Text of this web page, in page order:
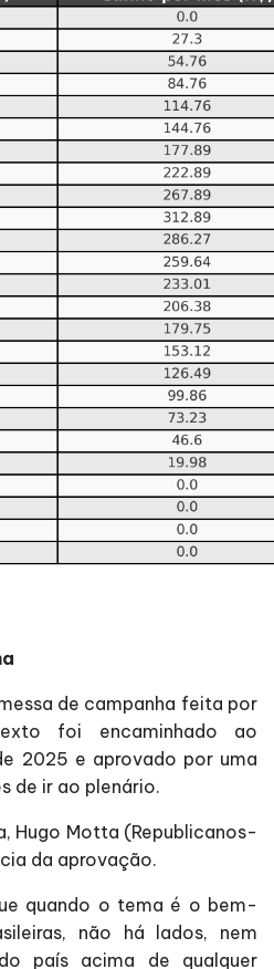
de campanha feita por
foi encaminhado ao
2025 e aprovado por uma
de ir ao plenário.
Hugo Motta (Republicanos-
da aprovação.
quando o tema é o bem-
não há lados, nem
país acima de qualquer